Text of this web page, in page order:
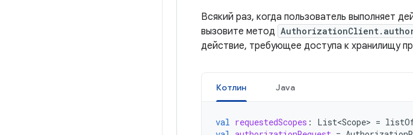
Всякий раз, когда пользователь выполняет
вызовите метод
действие, требующее доступа к хранилищу
Котлин Java
val requestedScopes : List<Scope> =